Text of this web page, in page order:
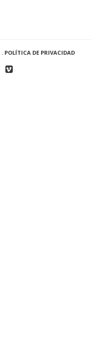
. POLÍTICA DE PRIVACIDAD